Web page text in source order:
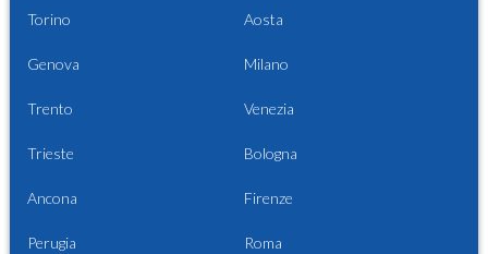
Torino Aosta
Genova Milano
Trento Venezia
Trieste Bologna
Ancona Firenze
Perugia Roma